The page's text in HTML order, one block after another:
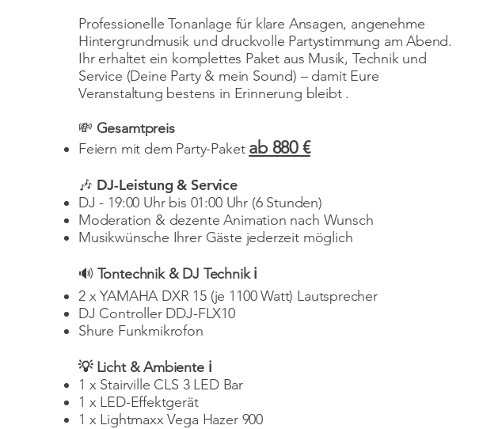
Professionelle Tonanlage für klare Ansagen, angenehme
Hintergrundmusik und druckvolle Partystimmung am Abend.
Ihr erhaltet ein komplettes Paket aus Musik, Technik und
Service (Deine Party & mein Sound) – damit Eure
Veranstaltung bestens in Erinnerung bleibt .
💸 Gesamtpreis
Feiern mit dem Party-Paket ab 880 €
🎶 DJ-Leistung & Service
DJ - 19:00 Uhr bis 01:00 Uhr (6 Stunden)
Moderation & dezente Animation nach Wunsch
Musikwünsche Ihrer Gäste jederzeit möglich
🔊 Tontechnik & DJ Technik ℹ️
2 x YAMAHA DXR 15 (je 1100 Watt) Lautsprecher
DJ Controller DDJ-FLX10
Shure Funkmikrofon
💡 Licht & Ambiente ℹ️
1 x Stairville CLS 3 LED Bar
1 x LED-Effektgerät
1 x Lightmaxx Vega Hazer 900